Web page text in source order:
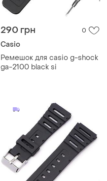
290 грн 0
Casio
Ремешок для casio g-shock
ga-2100 black si